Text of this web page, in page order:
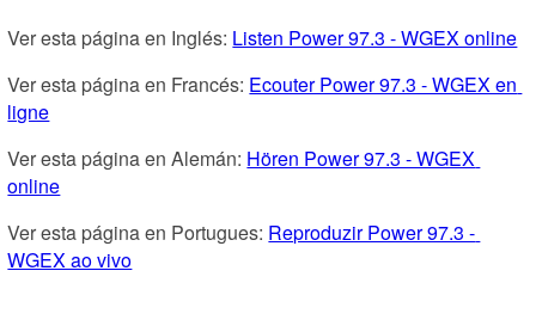
Ver esta página en Inglés: Listen Power 97.3 - WGEX online
Ver esta página en Francés: Ecouter Power 97.3 - WGEX en
ligne
Ver esta página en Alemán: Hören Power 97.3 - WGEX
online
Ver esta página en Portugues: Reproduzir Power 97.3 -
WGEX ao vivo